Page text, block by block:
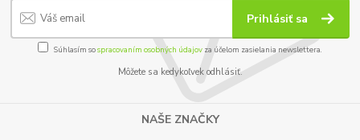
Prihlásiť sa
Súhlasím sospracovaním osobných údajov za účelom zasielania newslettera.
Môžete sa kedykoľvek odhlásiť.
NAŠE ZNAČKY